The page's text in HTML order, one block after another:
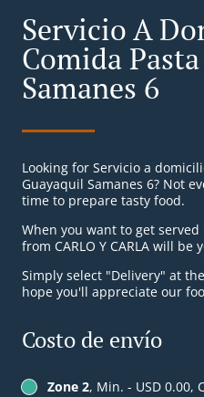
Servicio A
Comida
Samanes 6
Looking for Servicio a
Guayaquil Samanes 6? Not
time to prepare tasty food.
When you want to get
from CARLO Y CARLA will be
Simply select "Delivery" at
hope you'll appreciate our
Costo de envío
Zone 2, Min. - USD 0.00,